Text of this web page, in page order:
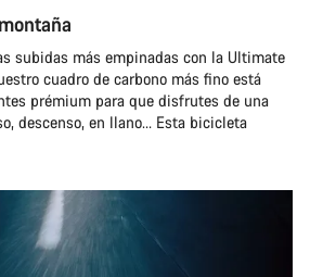
subidas más empinadas con la Ultimate
cuadro de carbono más fino está
prémium para que disfrutes de una
descenso, en llano… Esta bicicleta